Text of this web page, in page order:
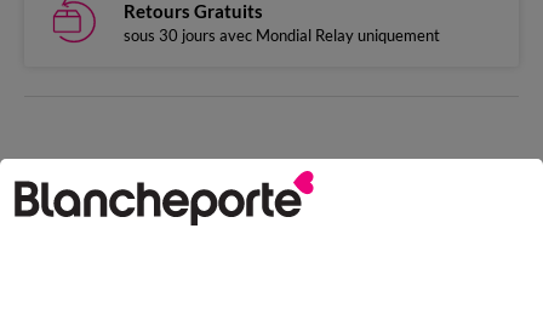
Retours Gratuits
sous 30 jours avec Mondial Relay uniquement
Complétez avec de l'uni